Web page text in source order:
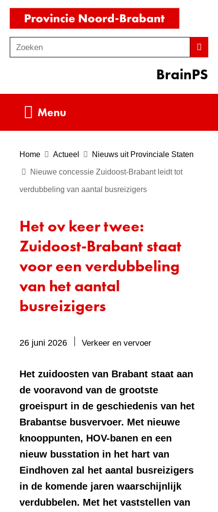
Ga
de
inhoud
o
Zoeken
BrainPS
Menu
Home Actueel Nieuws uit Provinciale Staten
Nieuwe concessie Zuidoost-Brabant leidt tot
verdubbeling van aantal busreizigers
Het ov keer twee:
Zuidoost-Brabant staat
voor een verdubbeling
van het aantal
busreizigers
26 juni 2026 Verkeer en vervoerBevat
element:
Foto
Het zuidoosten van Brabant staat aan
de vooravond van de grootste
groeispurt in de geschiedenis van het
Brabantse busvervoer. Met nieuwe
knooppunten, HOV-banen en een
nieuw busstation in het hart van
Eindhoven zal het aantal busreizigers
in de komende jaren waarschijnlijk
verdubbelen. Met het vaststellen van